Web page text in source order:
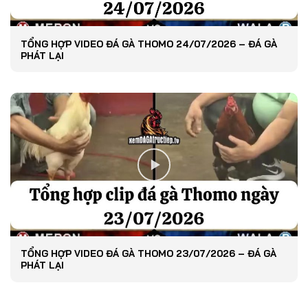
TỔNG HỢP VIDEO ĐÁ GÀ THOMO 24/07/2026 – ĐÁ GÀ
PHÁT LẠI
TỔNG HỢP VIDEO ĐÁ GÀ THOMO 23/07/2026 – ĐÁ GÀ
PHÁT LẠI